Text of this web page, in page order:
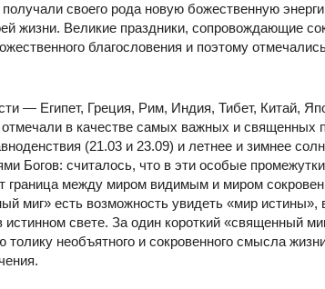
своего рода новую божественную
жизни. Великие праздники, сопровождающие
благословения и поэтому
— Египет, Греция, Рим, Индия, Тибет, Китай,
в качестве самых важных и священных
(21.03 и 23.09) и летнее и зимнее
Богов: считалось, что в эти особые
граница между миром видимым и миром
миг» есть возможность увидеть «мир истины»,
свете. За один короткий «священный
необъятного и сокровенного смысла